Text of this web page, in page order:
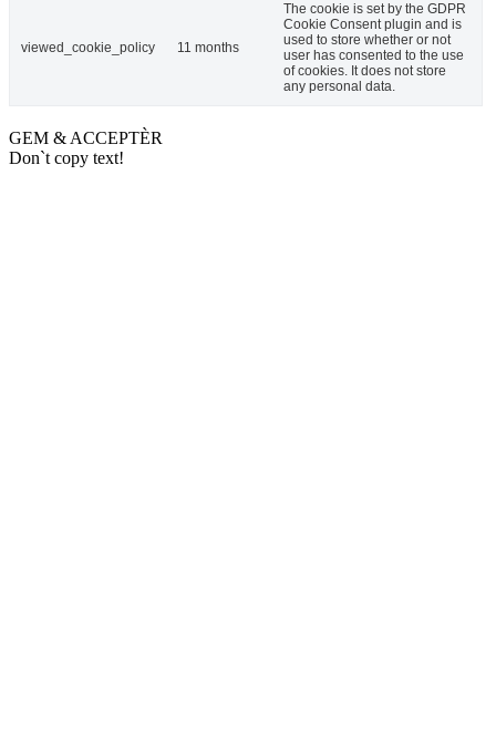
viewed_cookie_policy 11 months
The cookie is set by the GDPR
Cookie Consent plugin and is
used to store whether or not
user has consented to the use
of cookies. It does not store
any personal data.
GEM & ACCEPTÈR
Don`t copy text!